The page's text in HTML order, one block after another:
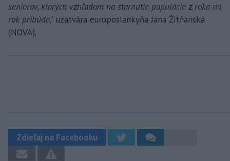
seniorov, ktorých vzhľadom na starnutie populácie z roka na
rok pribúda," uzatvára europoslankyňa Jana Žitňanská
(NOVA).
Zdieľaj na Facebooku